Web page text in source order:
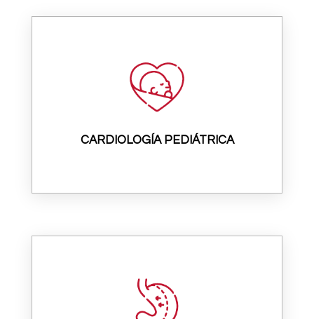
CARDIOLOGÍA PEDIÁTRICA